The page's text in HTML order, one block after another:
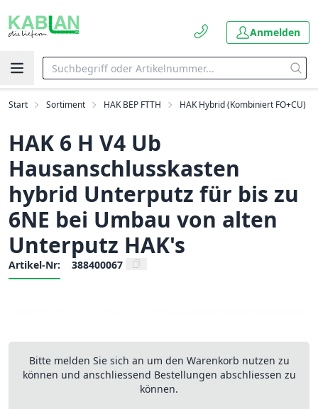
Anmelden
Start Sortiment HAK BEP FTTH HAK Hybrid (Kombiniert FO+CU)
HAK 6 H V4 Ub
Hausanschlusskasten
hybrid Unterputz für bis zu
6NE bei Umbau von alten
Unterputz HAK's
Artikel-Nr: 388400067
Bitte melden Sie sich an um den Warenkorb nutzen zu
können und anschliessend Bestellungen abschliessen zu
können.